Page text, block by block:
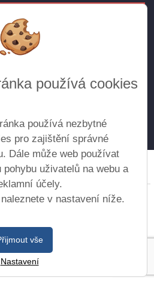
na základě vyhlášenýh kritérií
Mapa webu Cookies
Gymnázium Moravská Třebová
VlastníŠkolníWeb.cz
používá cookies
používá nezbytné
pro zajištění správné
Dále může web používat
uživatelů na webu a
účely.
v nastavení níže.
vše
Nastavení